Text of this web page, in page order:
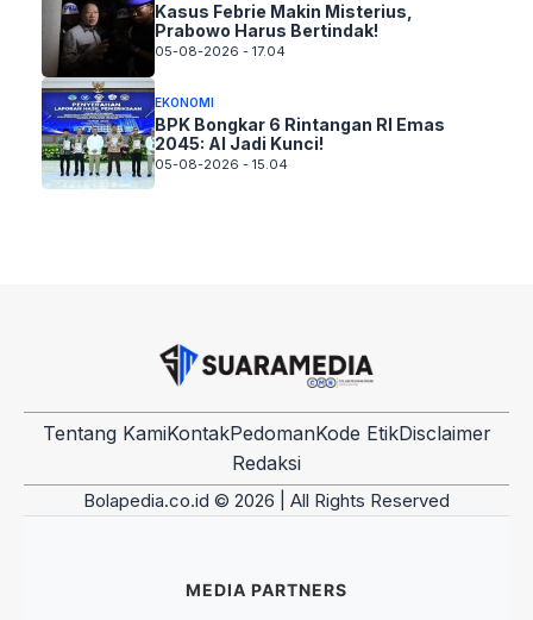
Kasus Febrie Makin Misterius,
Prabowo Harus Bertindak!
05-08-2026 - 17.04
EKONOMI
BPK Bongkar 6 Rintangan RI Emas
2045: AI Jadi Kunci!
05-08-2026 - 15.04
Tentang KamiKontakPedomanKode EtikDisclaimer
Redaksi
Bolapedia.co.id © 2026 | All Rights Reserved
MEDIA PARTNERS